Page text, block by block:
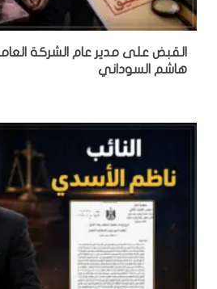
القبض على مدير عام الشركة العامة
هاشم السوداني